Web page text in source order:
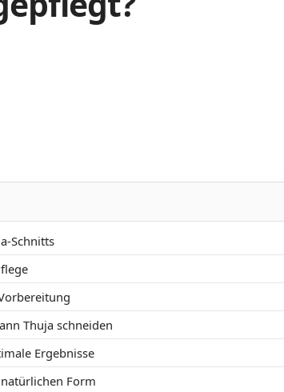
Schnitts
Thuja schneiden
Ergebnisse
Form